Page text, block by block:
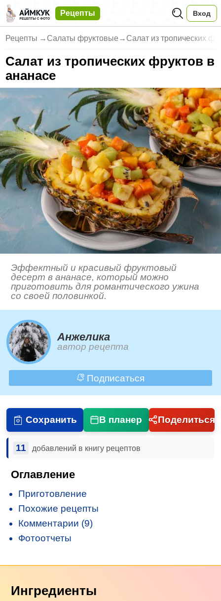
Рецепты Вход
Рецепты → Салаты фруктовые → Салат из тропических
Салат из тропических фруктов в
ананасе
Эффектный и красивый фруктовый
десерт в ананасе, который можно
приготовить для романтического ужина
со своей половинкой.
Анжелика
автор рецепта
Подписаться
Сохранить В планер Поделиться
11 добавлений в книгу рецептов
Оглавление
Приготовление
Похожие рецепты
Комментарии (9)
Фотоотчеты
Ингредиенты